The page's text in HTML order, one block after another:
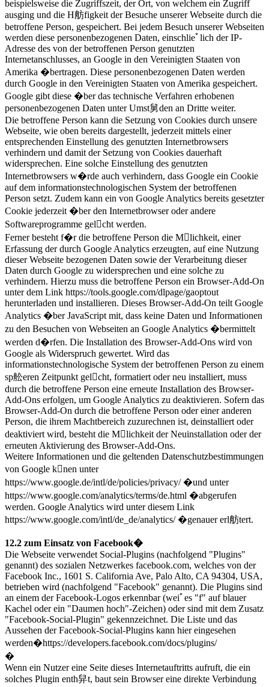
beispielsweise die Zugriffszeit, der Ort, von welchem ein Zugriff
ausging und die H舫figkeit der Besuche unserer Webseite durch die
betroffene Person, gespeichert. Bei jedem Besuch unserer Webseiten
werden diese personenbezogenen Daten, einschlieﾟlich der IP-
Adresse des von der betroffenen Person genutzten
Internetanschlusses, an Google in den Vereinigten Staaten von
Amerika �bertragen. Diese personenbezogenen Daten werden
durch Google in den Vereinigten Staaten von Amerika gespeichert.
Google gibt diese �ber das technische Verfahren erhobenen
personenbezogenen Daten unter Umst舅den an Dritte weiter.
Die betroffene Person kann die Setzung von Cookies durch unsere
Webseite, wie oben bereits dargestellt, jederzeit mittels einer
entsprechenden Einstellung des genutzten Internetbrowsers
verhindern und damit der Setzung von Cookies dauerhaft
widersprechen. Eine solche Einstellung des genutzten
Internetbrowsers w�rde auch verhindern, dass Google ein Cookie
auf dem informationstechnologischen System der betroffenen
Person setzt. Zudem kann ein von Google Analytics bereits gesetzter
Cookie jederzeit �ber den Internetbrowser oder andere
Softwareprogramme gelcht werden.
Ferner besteht f�r die betroffene Person die Mlichkeit, einer
Erfassung der durch Google Analytics erzeugten, auf eine Nutzung
dieser Webseite bezogenen Daten sowie der Verarbeitung dieser
Daten durch Google zu widersprechen und eine solche zu
verhindern. Hierzu muss die betroffene Person ein Browser-Add-On
unter dem Link https://tools.google.com/dlpage/gaoptout
herunterladen und installieren. Dieses Browser-Add-On teilt Google
Analytics �ber JavaScript mit, dass keine Daten und Informationen
zu den Besuchen von Webseiten an Google Analytics �bermittelt
werden d�rfen. Die Installation des Browser-Add-Ons wird von
Google als Widerspruch gewertet. Wird das
informationstechnologische System der betroffenen Person zu einem
sp舩eren Zeitpunkt gelcht, formatiert oder neu installiert, muss
durch die betroffene Person eine erneute Installation des Browser-
Add-Ons erfolgen, um Google Analytics zu deaktivieren. Sofern das
Browser-Add-On durch die betroffene Person oder einer anderen
Person, die ihrem Machtbereich zuzurechnen ist, deinstalliert oder
deaktiviert wird, besteht die Mlichkeit der Neuinstallation oder der
erneuten Aktivierung des Browser-Add-Ons.
Weitere Informationen und die geltenden Datenschutzbestimmungen
von Google knen unter
https://www.google.de/intl/de/policies/privacy/ �und unter
https://www.google.com/analytics/terms/de.html �abgerufen
werden. Google Analytics wird unter diesem Link
https://www.google.com/intl/de_de/analytics/ �genauer erl舫tert.
12.2 zum Einsatz von Facebook�
Die Webseite verwendet Social-Plugins (nachfolgend "Plugins"
genannt) des sozialen Netzwerkes facebook.com, welches von der
Facebook Inc., 1601 S. California Ave, Palo Alto, CA 94304, USA,
betrieben wird (nachfolgend "Facebook" genannt). Die Plugins sind
an einem der Facebook-Logos erkennbar (weiﾟes "f" auf blauer
Kachel oder ein "Daumen hoch"-Zeichen) oder sind mit dem Zusatz
"Facebook-Social-Plugin" gekennzeichnet. Die Liste und das
Aussehen der Facebook-Social-Plugins kann hier eingesehen
werden�https://developers.facebook.com/docs/plugins/
�
Wenn ein Nutzer eine Seite dieses Internetauftritts aufruft, die ein
solches Plugin enth舁t, baut sein Browser eine direkte Verbindung